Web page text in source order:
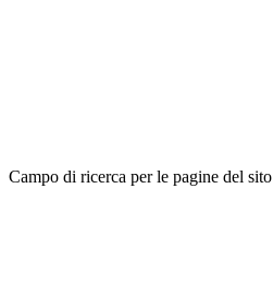
Campo di ricerca per le pagine del sito